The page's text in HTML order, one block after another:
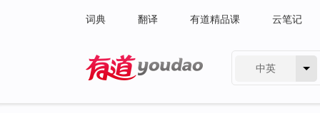
词典 翻译 有道精品课 云笔记
中英